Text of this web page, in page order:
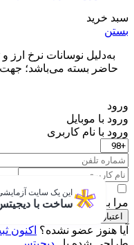
سبد خرید
بستن
به‌دلیل نوسانات نرخ
ورود
ورود با موبایل
ورود با ‫نام کاربری
مرا به خاطر بسپار
اعتبار سنجی
آیا هنوز عضو نشده؟ اکنون
این یک سایت
ساخت با